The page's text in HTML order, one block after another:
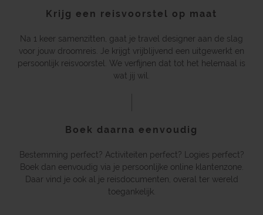
Krijg een reisvoorstel op maat
Na 1 keer samenzitten, gaat je travel designer aan de slag
voor jouw droomreis. Je krijgt vrijblijvend een uitgewerkt en
persoonlijk reisvoorstel. We verfijnen dat tot het helemaal is
wat jij wil.
Boek daarna eenvoudig
Bestemming perfect? Activiteiten perfect? Logies perfect?
Boek dan eenvoudig via je persoonlijke online klantenzone.
Daar vind je ook al je reisdocumenten, overal ter wereld
toegankelijk.